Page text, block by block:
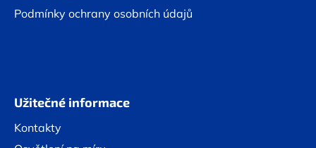
Podmínky ochrany osobních údajů
Užitečné informace
Kontakty